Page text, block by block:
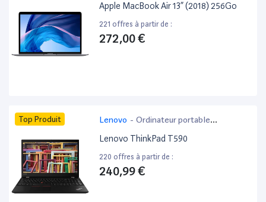
Apple MacBook Air 13” (2018) 256Go
221 offres à partir de :
272,00 €
Top Produit Lenovo - Ordinateur portable
bureautique
Lenovo ThinkPad T590
220 offres à partir de :
240,99 €